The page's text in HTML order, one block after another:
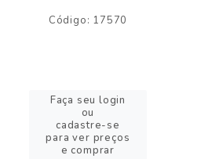
Código: 17570
Faça seu login
ou
cadastre-se
para ver preços
e comprar